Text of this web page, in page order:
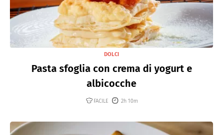
DOLCI
Pasta sfoglia con crema di yogurt e
albicocche
FACILE 2h 10m